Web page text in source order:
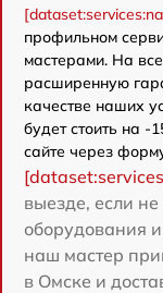
профильном
мастерами. На
расширенную
качестве наших
будет стоить на
сайте через
выезде, если
оборудования
наш мастер
в Омске и